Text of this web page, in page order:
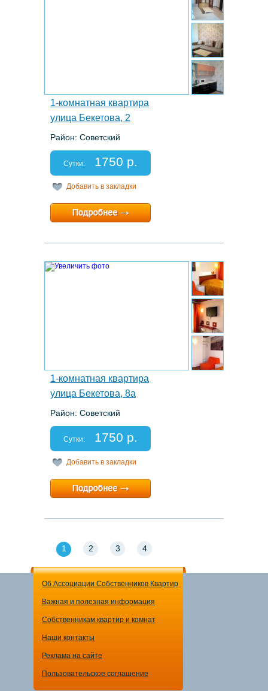
1-комнатная квартира
улица Бекетова, 2
Район: Советский
Спальных мест: 2+1
Отчетные документы: есть
Сутки: 1750 р.
Добавить в закладки
Минимальный срок:1 суток
Расчетный час:12:00
1-комнатная квартира
улица Бекетова, 8а
Район: Советский
Спальных мест: 2
Отчетные документы: есть
Сутки: 1750 р.
Добавить в закладки
Минимальный срок:1 суток
Расчетный час:12:00
1 2 3 4
Об Ассоциации Собственников Квартир
Важная и полезная информация
Собственникам квартир и комнат
Наши контакты
Реклама на сайте
Пользовательское соглашение